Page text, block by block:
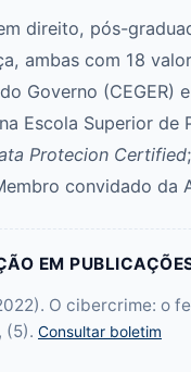
direito, pós-
ambas com 18
Governo (CEGER)
Escola Superior de
Protecion Certified
convidado da
EM
O cibercrime: o
, (5). Consultar boletim